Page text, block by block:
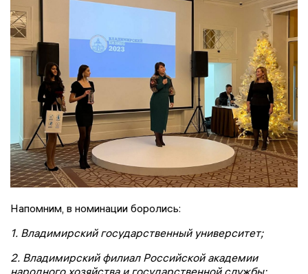
Напомним, в номинации боролись:
1. Владимирский государственный университет;
2. Владимирский филиал Российской академии
народного хозяйства и государственной службы;